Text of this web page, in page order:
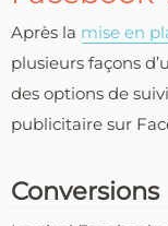
Après la mise en
plusieurs façons
des options de
publicitaire sur
Conversions